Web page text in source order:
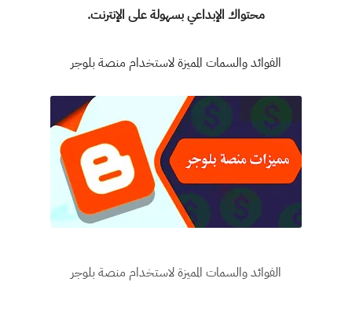
محتواك الإبداعي بسهولة على الإنترنت.
الفوائد والسمات المميزة لاستخدام منصة بلوجر
الفوائد والسمات المميزة لاستخدام منصة بلوجر